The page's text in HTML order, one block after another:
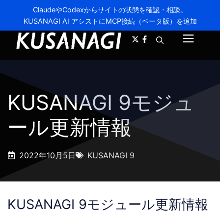
ClaudeやCodexからサイトの状態を確認・相談。
KUSANAGI AI アシストにMCP接続（ベータ版）を追加
ニ
KUSANAGI 9モジュ
ール更新情報
2022年10月5日 KUSANAGI 9
KUSANAGI 9モジュール更新情報
A- A+